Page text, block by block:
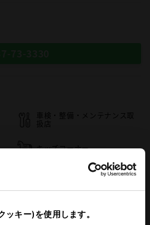
キー)を使用します。
車検・整備・メンテナンス取
扱店
キッズコーナー